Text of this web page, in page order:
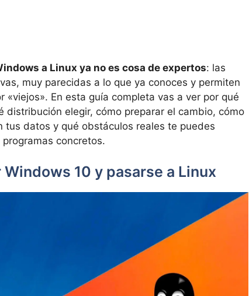
a Linux ya no es cosa de expertos: las
muy parecidas a lo que ya conoces y permiten
«viejos». En esta guía completa vas a ver por qué
distribución elegir, cómo preparar el cambio, cómo
tus datos y qué obstáculos reales te puedes
concretos.
10 y pasarse a Linux